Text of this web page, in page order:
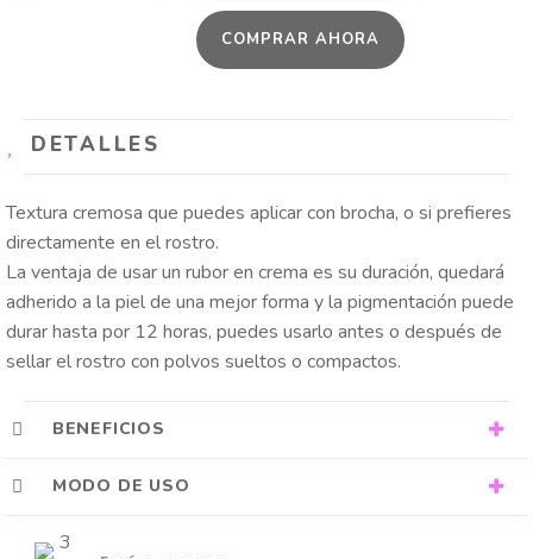
COMPRAR AHORA
DETALLES
Textura cremosa que puedes aplicar con brocha, o si prefieres
directamente en el rostro.
La ventaja de usar un rubor en crema es su duración, quedará
adherido a la piel de una mejor forma y la pigmentación puede
durar hasta por 12 horas, puedes usarlo antes o después de
sellar el rostro con polvos sueltos o compactos.
BENEFICIOS
MODO DE USO